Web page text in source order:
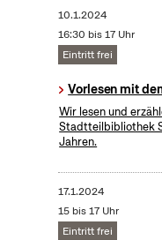
10.1.2024
16:30 bis 17 Uhr
Eintritt frei
Vorlesen mit
Wir lesen und
Stadtteilbibliothek
Jahren.
17.1.2024
15 bis 17 Uhr
Eintritt frei